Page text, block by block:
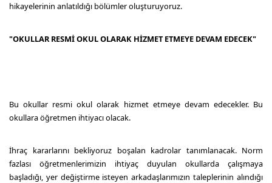
hikayelerinin anlatıldığı bölümler oluşturuyoruz.
"OKULLAR RESMİ OKUL OLARAK HİZMET ETMEYE DEVAM EDECEK"
Bu okullar resmi okul olarak hizmet etmeye devam edecekler. Bu
okullara öğretmen ihtiyacı olacak.
İhraç kararlarını bekliyoruz boşalan kadrolar tanımlanacak. Norm
fazlası öğretmenlerimizin ihtiyaç duyulan okullarda çalışmaya
başladığı, yer değiştirme isteyen arkadaşlarımızın taleplerinin alındığı